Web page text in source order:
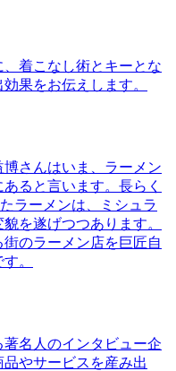
着こなし術とキーとな
果をお伝えします。
さんはいま、ラーメン
ると言います。長らく
ラーメンは、ミシュラ
を遂げつつあります。
のラーメン店を巨匠自
。
名人のインタビュー企
やサービスを産み出